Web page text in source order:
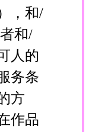
，和/
和/
人的
务条
方
作品